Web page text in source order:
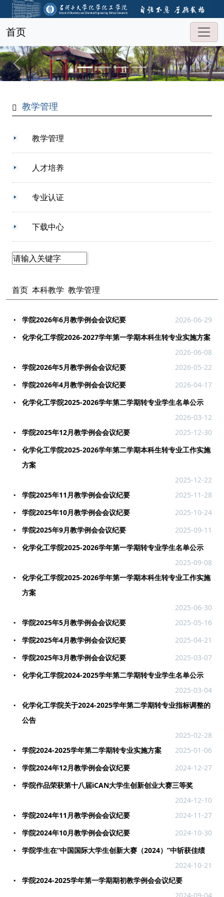
首页
教学管理
教学管理
人才培养
专业认证
下载中心
首页 本科教学 教学管理
学院2026年6月教学例会会议纪要
2026-06-29
化学化工学院2026-2027学年第一学期本科生转专业实施方案
2026-06-08
学院2026年5月教学例会会议纪要
2026-05-22
学院2026年4月教学例会会议纪要
2026-04-17
化学化工学院2025-2026学年第二学期转专业学生名单公示
2026-03-12
学院2025年12月教学例会会议纪要
2025-12-30
化学化工学院2025-2026学年第二学期本科生转专业工作实施
方案
2025-12-22
学院2025年11月教学例会会议纪要
2025-11-28
学院2025年10月教学例会会议纪要
2025-10-24
学院2025年9月教学例会会议纪要
2025-09-11
化学化工学院2025-2026学年第一学期转专业学生名单公示
2025-09-08
化学化工学院2025-2026学年第一学期本科生转专业工作实施
方案
2025-06-30
学院2025年5月教学例会会议纪要
2025-05-16
学院2025年4月教学例会会议纪要
2025-04-21
学院2025年3月教学例会会议纪要
2025-03-07
化学化工学院2024-2025学年第二学期转专业学生名单公示
2025-03-04
化学化工学院关于2024-2025学年第二学期转专业指标调整的
公告
2025-02-28
学院2024-2025学年第二学期转专业实施方案
2025-01-06
学院2024年12月教学例会会议纪要
2024-12-27
学院作品荣获第十八届iCAN大学生创新创业大赛三等奖
2024-12-10
学院2024年11月教学例会会议纪要
2024-11-27
学院2024年10月教学例会会议纪要
2024-10-30
学院学生在“中国国际大学生创新大赛（2024）”中斩获佳绩
2024-10-21
学院2024-2025学年第一学期期初教学例会会议纪要